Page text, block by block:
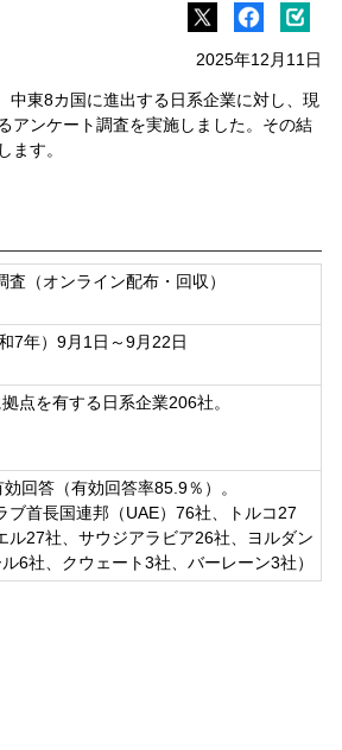
2025年12月11日
中東8カ国に進出する日系企業に対し、現
アンケート調査を実施しました。その結
ます。
査（オンライン配布・回収）
7年）9月1日～9月22日
点を有する日系企業206社。
回答（有効回答率85.9％）。
ブ首長国連邦（UAE）76社、トルコ27
ル27社、サウジアラビア26社、ヨルダン
6社、クウェート3社、バーレーン3社）